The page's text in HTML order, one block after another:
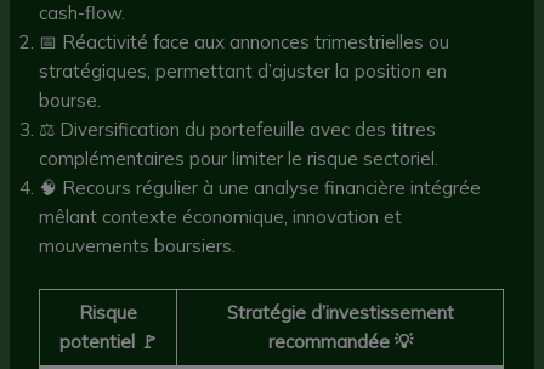
cash-flow.
📅 Réactivité face aux annonces trimestrielles ou
stratégiques, permettant d’ajuster la position en
bourse.
⚖️ Diversification du portefeuille avec des titres
complémentaires pour limiter le risque sectoriel.
🧠 Recours régulier à une analyse financière intégrée
mêlant contexte économique, innovation et
mouvements boursiers.
Risque
potentiel 🚩
Stratégie d’investissement
recommandée 💡